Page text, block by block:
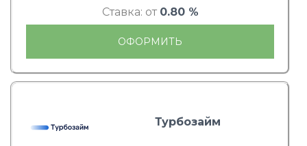
Ставка: от 0.80 %
ОФОРМИТЬ
Турбозайм